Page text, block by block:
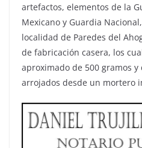
artefactos, elementos de la
Mexicano y Guardia
localidad de Paredes del
de fabricación casera, los
aproximado de 500 gramos
arrojados desde un mortero